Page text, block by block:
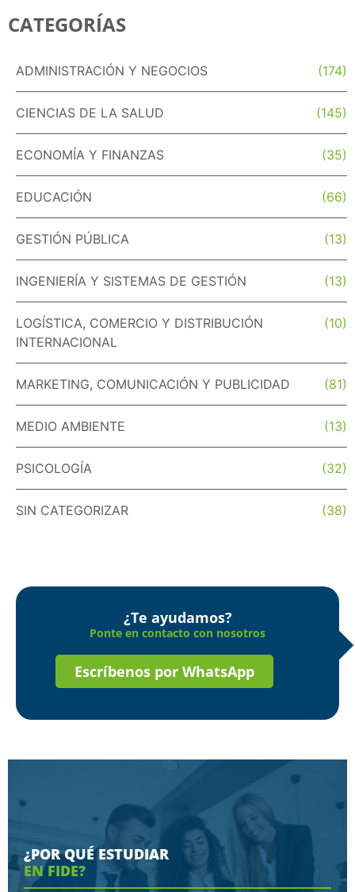
CATEGORÍAS
ADMINISTRACIÓN Y NEGOCIOS (174)
CIENCIAS DE LA SALUD (145)
ECONOMÍA Y FINANZAS (35)
EDUCACIÓN (66)
GESTIÓN PÚBLICA (13)
INGENIERÍA Y SISTEMAS DE GESTIÓN (13)
LOGÍSTICA, COMERCIO Y DISTRIBUCIÓN
INTERNACIONAL
(10)
MARKETING, COMUNICACIÓN Y PUBLICIDAD (81)
MEDIO AMBIENTE (13)
PSICOLOGÍA (32)
SIN CATEGORIZAR (38)
¿Te ayudamos?
Ponte en contacto con nosotros
Escríbenos por WhatsApp
¿POR QUÉ ESTUDIAR
EN FIDE?